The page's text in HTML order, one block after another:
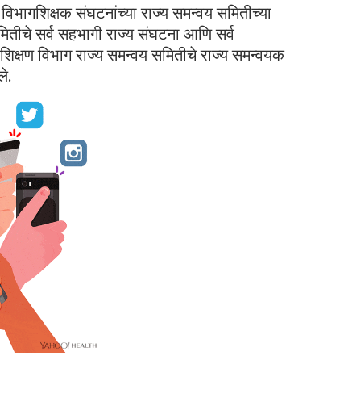
संघटनांच्या राज्य समन्वय समितीच्या
सर्व सहभागी राज्य संघटना आणि सर्व
विभाग राज्य समन्वय समितीचे राज्य समन्वयक